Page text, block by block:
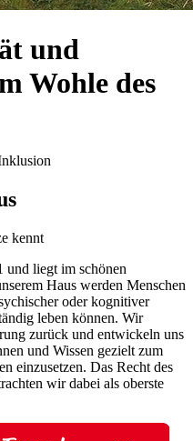
und
Wohle des
kennt
und liegt im schönen
Haus werden Menschen
oder kognitiver
leben können. Wir
zurück und entwickeln uns
und Wissen gezielt zum
einzusetzen. Das Recht des
wir dabei als oberste